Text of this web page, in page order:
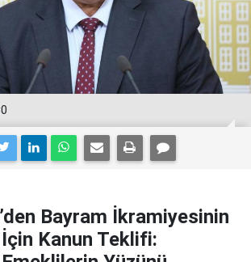
Bayram İkramiyesinin
İçin Kanun Teklifi: